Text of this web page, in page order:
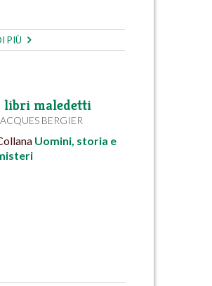
PIÙ
libri maledetti
BERGIER
Uomini, storia e